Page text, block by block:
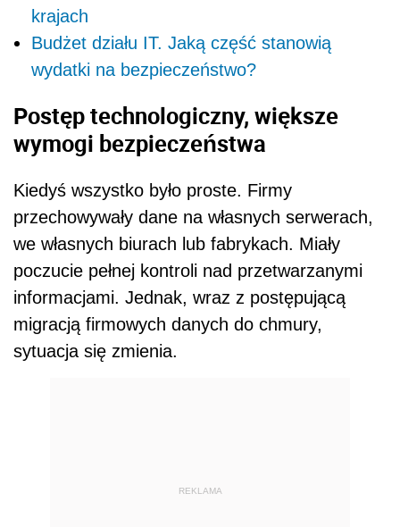
krajach
Budżet działu IT. Jaką część stanowią
wydatki na bezpieczeństwo?
Postęp technologiczny, większe
wymogi bezpieczeństwa
Kiedyś wszystko było proste. Firmy
przechowywały dane na własnych serwerach,
we własnych biurach lub fabrykach. Miały
poczucie pełnej kontroli nad przetwarzanymi
informacjami. Jednak, wraz z postępującą
migracją firmowych danych do chmury,
sytuacja się zmienia.
REKLAMA